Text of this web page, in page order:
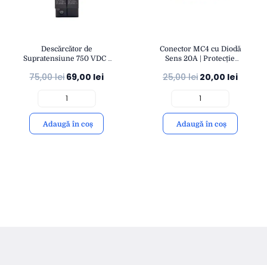
Descărcător de
Supratensiune 750 VDC |
Fulger 40KA | Montaj Șină
75,00lei69,00 lei
Adaugă în coș
Conector MC4 cu Diodă
Sens 20A | Protecție
Compatibil Cabluri 4-
25,00lei 20,00 lei
Adaugă în coș